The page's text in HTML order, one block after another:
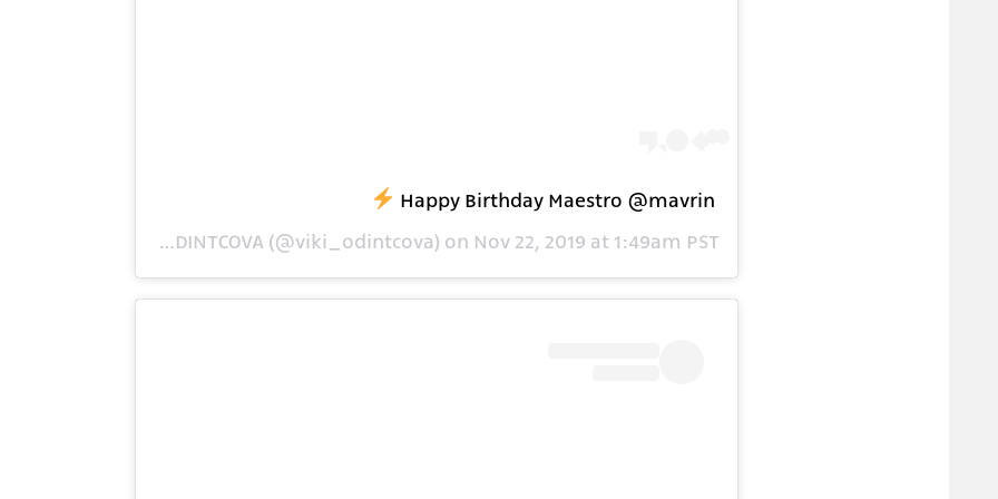
Happy Birthday Maestro @mavrin
VIKI ODINTCOVA (@viki_odintcova) on Nov 22, 2019 at 1:49am PST